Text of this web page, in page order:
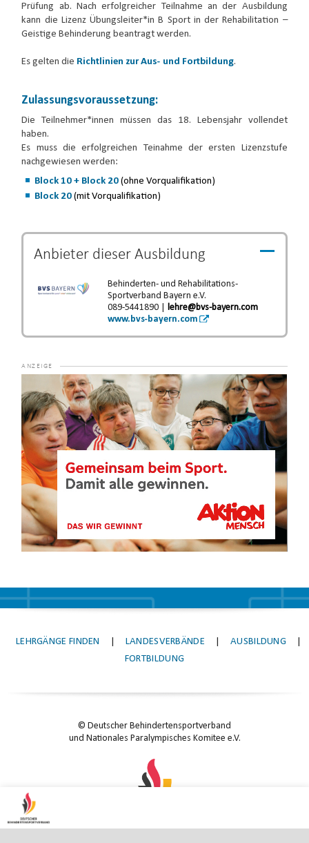
Prüfung ab. Nach erfolgreicher Teilnahme an der Ausbildung
kann die Lizenz Übungsleiter*in B Sport in der Rehabilitation –
Geistige Behinderung beantragt werden.
Es gelten die Richtlinien zur Aus- und Fortbildung.
Zulassungsvoraussetzung:
Die Teilnehmer*innen müssen das 18. Lebensjahr vollendet
haben.
Es muss die erfolgreichen Teinahme der ersten Lizenzstufe
nachgewiesen werden:
Block 10 + Block 20 (ohne Vorqualifikation)
Block 20 (mit Vorqualifikation)
Anbieter dieserAusbildung
Behinderten- und Rehabilitations-
Sportverband Bayern e.V.
089-5441890 | lehre@bvs-bayern.com
www.bvs-bayern.com
Player
LEHRGÄNGE FINDEN LANDESVERBÄNDE AUSBILDUNG
FORTBILDUNG
© Deutscher Behindertensportverband
und Nationales Paralympisches Komitee e.V.